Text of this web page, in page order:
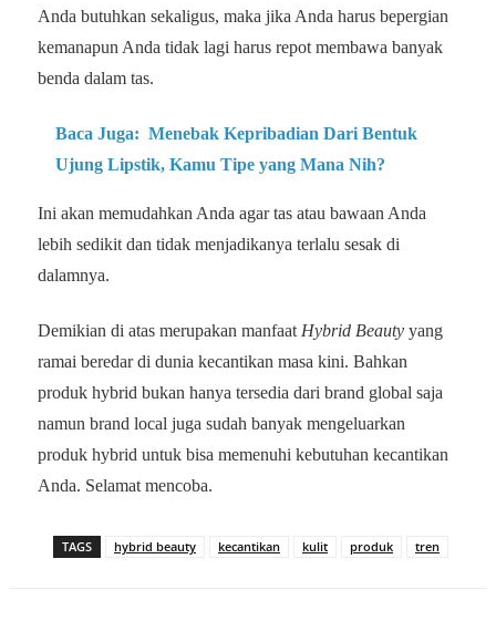
Anda butuhkan sekaligus, maka jika Anda harus bepergian
kemanapun Anda tidak lagi harus repot membawa banyak
benda dalam tas.
Baca Juga: Menebak Kepribadian Dari Bentuk
Ujung Lipstik, Kamu Tipe yang Mana Nih?
Ini akan memudahkan Anda agar tas atau bawaan Anda
lebih sedikit dan tidak menjadikanya terlalu sesak di
dalamnya.
Demikian di atas merupakan manfaat Hybrid Beauty yang
ramai beredar di dunia kecantikan masa kini. Bahkan
produk hybrid bukan hanya tersedia dari brand global saja
namun brand local juga sudah banyak mengeluarkan
produk hybrid untuk bisa memenuhi kebutuhan kecantikan
Anda. Selamat mencoba.
TAGS hybrid beauty kecantikan kulit produk tren